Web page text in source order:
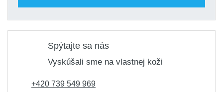
Spýtajte sa nás
Vyskúšali sme na vlastnej koži
+420 739 549 969